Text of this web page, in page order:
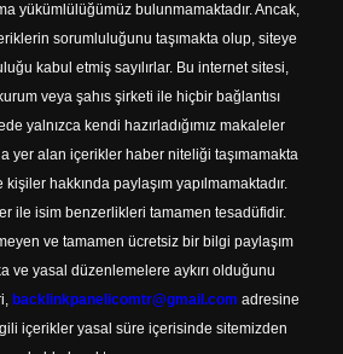
yükümlülüğümüz bulunmamaktadır. Ancak,
sorumluluğunu taşımakta olup, siteye
kabul etmiş sayılırlar. Bu internet sitesi,
veya şahıs şirketi ile hiçbir bağlantısı
yalnızca kendi hazırladığımız makaleler
yer alan içerikler haber niteliği taşımamakta
hakkında paylaşım yapılmamaktadır.
ile isim benzerlikleri tamamen tesadüfidir.
ve tamamen ücretsiz bir bilgi paylaşım
ve yasal düzenlemelere aykırı olduğunu
backlinkpanelicomtr@gmail.com adresine
içerikler yasal süre içerisinde sitemizden